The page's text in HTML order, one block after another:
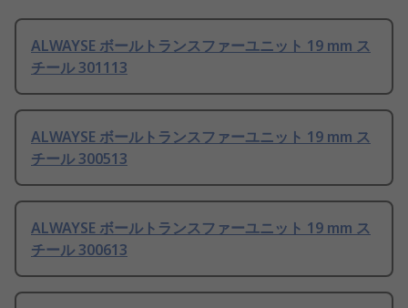
ALWAYSE ボールトランスファーユニット 19 mm ス
チール 301113
ALWAYSE ボールトランスファーユニット 19 mm ス
チール 300513
ALWAYSE ボールトランスファーユニット 19 mm ス
チール 300613